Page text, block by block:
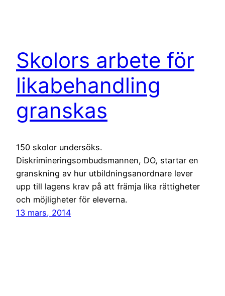
Skolors arbete för
likabehandling
granskas
150 skolor undersöks.
Diskrimineringsombudsmannen, DO, startar en
granskning av hur utbildningsanordnare lever
upp till lagens krav på att främja lika rättigheter
och möjligheter för eleverna.
13 mars, 2014